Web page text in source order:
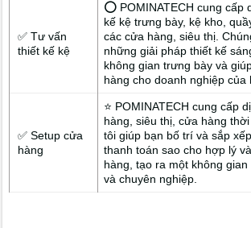
✅ Tư vấn
thiết kế kệ
⭕ POMINATECH cung cấp
kế kệ trưng bày, kệ kho,
các cửa hàng, siêu thị.
những giải pháp thiết kế
không gian trưng bày và
hàng cho doanh nghiệp của
✅ Setup cửa
hàng
⭐ POMINATECH cung cấp
hàng, siêu thị, cửa hàng
tôi giúp bạn bố trí và sắp
thanh toán sao cho hợp lý
hàng, tạo ra một không
và chuyên nghiệp.